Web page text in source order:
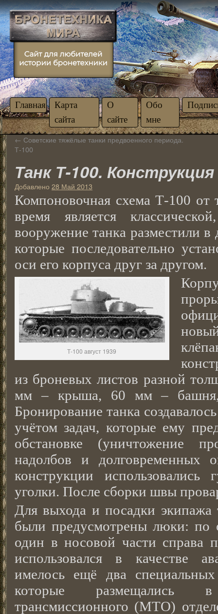
Главная
Карта
сайта
О
сайте
Обо
мне
← Советские тяжёлые танки предвоенного периода.
Т-100
Танк Т-100. Конструкция
Добавлено 28 Май 2013
Компоновочная схема Т-100 от
время является
вооружение танка разместили
которые последовательно
оси его корпуса друг за другом.
Т-100 август 1939
из броневых листов разной
мм – крыша, 60 мм – башня,
Бронирование танка
учётом задач, которые ему
обстановке (уничтожение
надолбов и долговременных
конструкции
уголки. После сборки швы
Для выхода и посадки экипажа
были предусмотрены люки: по
один в носовой части справа
использовался в качестве
имелось ещё два
которые
трансмиссионного (МТО)